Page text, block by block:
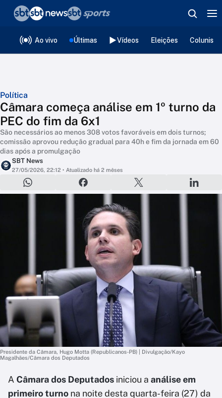
Ao vivo Últimas Vídeos Eleições
Política
Câmara começa análise em 1º turno da
PEC do fim da 6x1
São necessários ao menos 308 votos favoráveis em dois turnos;
comissão aprovou redução gradual para 40h e fim da jornada em 60
dias após a promulgação
SBT News
27/05/2026, 22:12 • Atualizado há 2 mêses
Presidente da Câmara, Hugo Motta (Republicanos-PB) | Divulgação/Kayo
Magalhães/Câmara dos Deputados
A Câmara dos Deputados iniciou a análise em
primeiro turno na noite desta quarta-feira (27) da
❮voltar
Editorias